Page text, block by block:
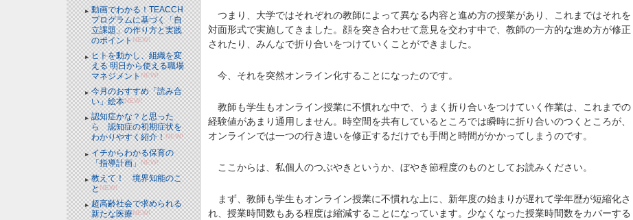
動画でわかる！TEACCH
プログラムに基づく「自
立課題」の作り方と実践
のポイントNEW!
ヒトを動かし、組織を変
える 明日から使える職場
マネジメントNEW!
今月のおすすめ「読み合
い」絵本NEW!
認知症かな？と思った
ら 認知症の初期症状を
わかりやすく紹介！NEW!
イチからわかる保育の
「指導計画」NEW!
教えて！ 境界知能のこ
とNEW!
超高齢社会で求められる
新たな医療NEW!
つまり、大学ではそれぞれの教師によって異なる内容と進め方の授業があり、これまではそれを
対面形式で実施してきました。顔を突き合わせて意見を交わす中で、教師の一方的な進め方が修正
されたり、みんなで折り合いをつけていくことができました。
今、それを突然オンライン化することになったのです。
教師も学生もオンライン授業に不慣れな中で、うまく折り合いをつけていく作業は、これまでの
経験値があまり通用しません。時空間を共有しているところでは瞬時に折り合いのつくところが、
オンラインでは一つの行き違いを修正するだけでも手間と時間がかかってしまうのです。
ここからは、私個人のつぶやきというか、ぼやき節程度のものとしてお読みください。
まず、教師も学生もオンライン授業に不慣れな上に、新年度の始まりが遅れて学年歴が短縮化さ
れ、授業時間数もある程度は縮減することになっています。少なくなった授業時間数をカバーする